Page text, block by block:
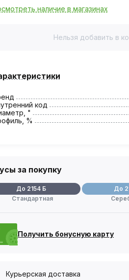
наличие в магазинах
Нельзя добавить в
код
"
%
за покупку
До 2154 Б
Стандартная
До
Получить бонусную карту
Курьерская доставка